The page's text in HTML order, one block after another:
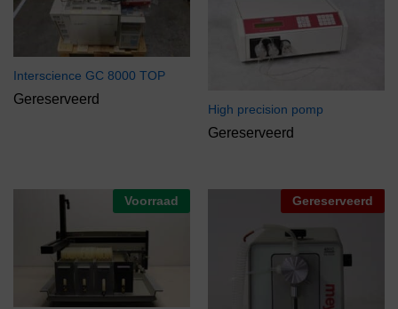
Interscience GC 8000 TOP
Gereserveerd
High precision pomp
Gereserveerd
Voorraad Gereserveerd